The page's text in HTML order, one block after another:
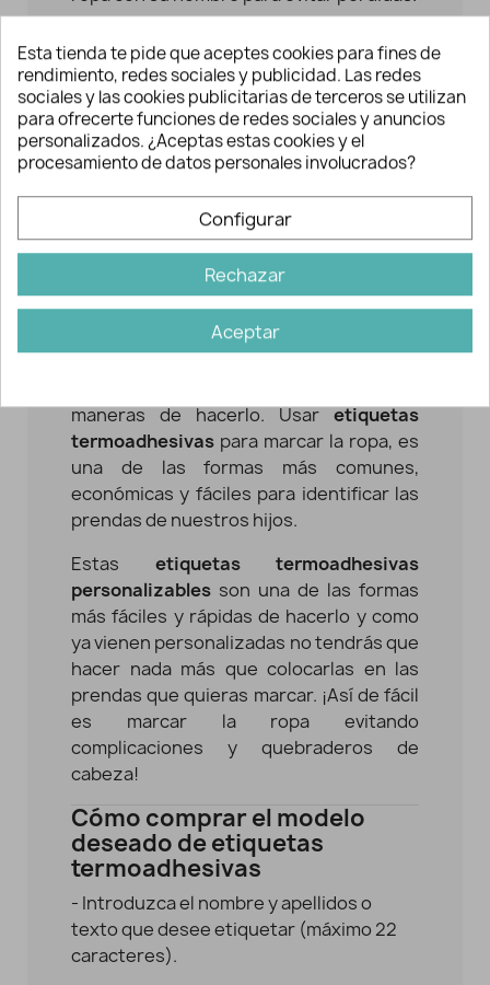
prenda para tu peque y cuando llega del
cole la ha perdido o trae algo distinto. Por
eso es tan importante ponerle algún
indicativo para que sus profes sepan de
quién es cada prenda.
Además en casi todas las guarderías y
muchos colegio te lo van a pedir, no solo
para que no se pierdan las prendas sino
para diferenciar las prendas de los
maneras de hacerlo. Usaretiquetas
termoadhesivas para marcar la ropa, es
una de las formas más comunes,
económicas y fáciles para identificar las
prendas de nuestros hijos.
Estas etiquetas termoadhesivas
personalizables son una de las formas
más fáciles y rápidas de hacerlo y como
ya vienen personalizadas no tendrás que
hacer nada más que colocarlas en las
prendas que quieras marcar. ¡Así de fácil
es marcar la ropa evitando
complicaciones y quebraderos de
cabeza!
Cómo comprar el modelo
deseado de etiquetas
termoadhesivas
- Introduzca el nombre y apellidos o
texto que desee etiquetar (máximo 22
caracteres).
Esta tienda te pide que aceptes cookies para fines de
rendimiento, redes sociales y publicidad. Las redes
sociales y las cookies publicitarias de terceros se utilizan
para ofrecerte funciones de redes sociales y anuncios
personalizados. ¿Aceptas estas cookies y el
procesamiento de datos personales involucrados?
Configurar
Rechazar
Aceptar